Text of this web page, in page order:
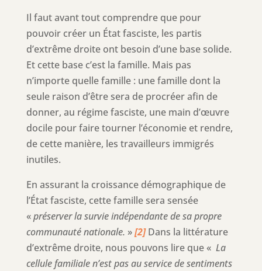
Il faut avant tout comprendre que pour
pouvoir créer un État fasciste, les partis
d’extrême droite ont besoin d’une base solide.
Et cette base c’est la famille. Mais pas
n’importe quelle famille : une famille dont la
seule raison d’être sera de procréer afin de
donner, au régime fasciste, une main d’œuvre
docile pour faire tourner l’économie et rendre,
de cette manière, les travailleurs immigrés
inutiles.
En assurant la croissance démographique de
l’État fasciste, cette famille sera sensée
«préserver la survie indépendante de sa propre
communauté nationale. »[2]Dans la littérature
d’extrême droite, nous pouvons lire que « La
cellule familiale n’est pas au service de sentiments